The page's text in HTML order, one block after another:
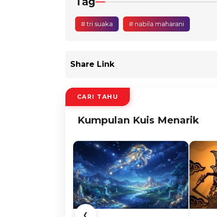
# tri suaka # nabila maharani
Share Link
CARI TAHU
Kumpulan Kuis Menarik
❮